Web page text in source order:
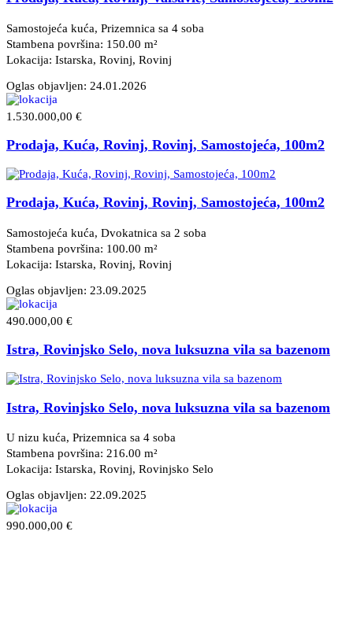
Samostojeća kuća, Prizemnica sa 4 soba
Stambena površina: 150.00 m²
Lokacija: Istarska, Rovinj, Rovinj
Oglas objavljen: 24.01.2026
1.530.000,00 €
Prodaja, Kuća, Rovinj, Rovinj, Samostojeća, 100m2
Prodaja, Kuća, Rovinj, Rovinj, Samostojeća, 100m2
Samostojeća kuća, Dvokatnica sa 2 soba
Stambena površina: 100.00 m²
Lokacija: Istarska, Rovinj, Rovinj
Oglas objavljen: 23.09.2025
490.000,00 €
Istra, Rovinjsko Selo, nova luksuzna vila sa bazenom
Istra, Rovinjsko Selo, nova luksuzna vila sa bazenom
U nizu kuća, Prizemnica sa 4 soba
Stambena površina: 216.00 m²
Lokacija: Istarska, Rovinj, Rovinjsko Selo
Oglas objavljen: 22.09.2025
990.000,00 €